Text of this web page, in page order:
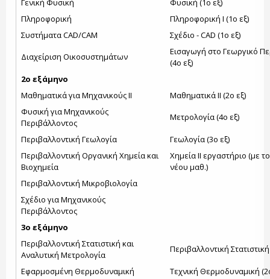
Γενική Φυσική
Φυσική (1ο εξ)
Πληροφορική
Πληροφορική Ι (1ο εξ)
Συστήματα CAD/CAM
Σχέδιο - CAD (1ο εξ)
Διαχείριση Οικοσυστημάτων
Εισαγωγή στο Γεωργικό
(4ο εξ)
2ο εξάμηνο
Μαθηματικά για Μηχανικούς ΙΙ
Μαθηματικά ΙΙ (2ο εξ)
Φυσική για Μηχανικούς
Περιβάλλοντος
Μετρολογία (4ο εξ)
Περιβαλλοντική Γεωλογία
Γεωλογία (3ο εξ)
Περιβαλλοντική Οργανική Χημεία και
Βιοχημεία
Χημεία ΙΙ εργαστήριο (με
νέου μαθ.)
Περιβαλλοντική Μικροβιολογία
Σχέδιο για Μηχανικούς
Περιβάλλοντος
3ο εξάμηνο
Περιβαλλοντική Στατιστική και
Αναλυτική Μετρολογία
Περιβαλλοντική Στατιστική
Εφαρμοσμένη Θερμοδυναμική
Τεχνική Θερμοδυναμική